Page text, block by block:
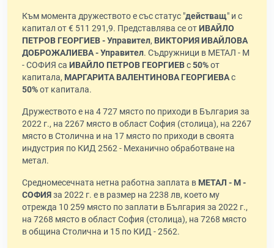
Към момента дружеството е със статус "действащ" и с
капитал от € 511 291,9. Представлява се отИВАЙЛО
ПЕТРОВ ГЕОРГИЕВ - Управител, ВИКТОРИЯ ИВАЙЛОВА
ДОБРОЖАЛИЕВА - Управител. Съдружници в МЕТАЛ - М
- СОФИЯ са ИВАЙЛО ПЕТРОВ ГЕОРГИЕВс50%от
капитала, МАРГАРИТА ВАЛЕНТИНОВА ГЕОРГИЕВАс
50%от капитала.
Дружеството е на 4 727 място по приходи в България за
2022 г., на 2267 място в област София (столица), на 2267
място в Столична и на 17 място по приходи в своята
индустрия по КИД 2562 - Механично обработване на
метал.
Средномесечната нетна работна заплата в МЕТАЛ - М -
СОФИЯза 2022 г. е в размер на 2238 лв, което му
отрежда 10 259 място по заплати в България за 2022 г.,
на 7268 място в област София (столица), на 7268 място
в община Столична и 15 по КИД - 2562.